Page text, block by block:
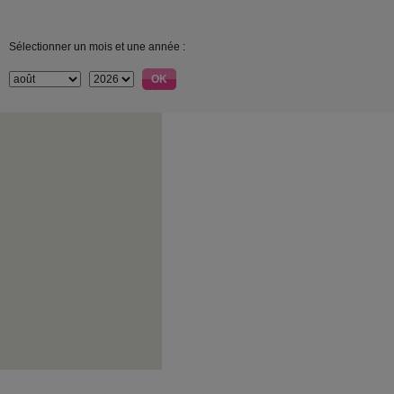
Sélectionner un mois et une année :